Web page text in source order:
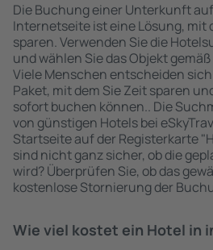
Die Buchung einer Unterkunft
Internetseite ist eine Lösung, mit
sparen. Verwenden Sie die
und wählen Sie das Objekt
Viele Menschen entscheiden
Paket, mit dem Sie Zeit sparen
sofort buchen können.. Die
von günstigen Hotels bei
Startseite auf der Registerkarte
sind nicht ganz sicher, ob die
wird? Überprüfen Sie, ob das
kostenlose Stornierung der
Wie viel kostet ein Hotel in